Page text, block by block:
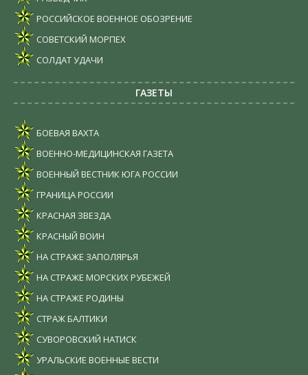
РОССИЙСКОЕ ВОЕННОЕ ОБОЗРЕНИЕ
СОВЕТСКИЙ МОРПЕХ
СОЛДАТ УДАЧИ
ГАЗЕТЫ
БОЕВАЯ ВАХТА
ВОЕННО-МЕДИЦИНСКАЯ ГАЗЕТА
ВОЕННЫЙ ВЕСТНИК ЮГА РОССИИ
ГРАНИЦА РОССИИ
КРАСНАЯ ЗВЕЗДА
КРАСНЫЙ ВОИН
НА СТРАЖЕ ЗАПОЛЯРЬЯ
НА СТРАЖЕ МОРСКИХ РУБЕЖЕЙ
НА СТРАЖЕ РОДИНЫ
СТРАЖ БАЛТИКИ
СУВОРОВСКИЙ НАТИСК
УРАЛЬСКИЕ ВОЕННЫЕ ВЕСТИ